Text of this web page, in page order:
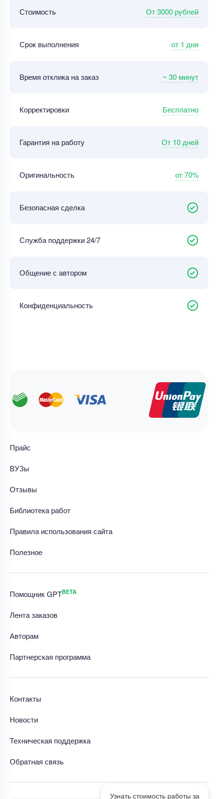
Стоимость От 3000 рублей
Срок выполнения от 1 дня
Время отклика на заказ ~ 30 минут
Корректировки Бесплатно
Гарантия на работу От 10 дней
Оригинальность от 70%
Безопасная сделка
Служба поддержки 24/7
Общение с автором
Конфиденциальность
Узнать стоимость работы за
Прайс
ВУЗы
Отзывы
Библиотека работ
Правила использования сайта
Полезное
Помощник GPTBETA
Лента заказов
Авторам
Партнерская программа
Контакты
Новости
Техническая поддержка
Обратная связь